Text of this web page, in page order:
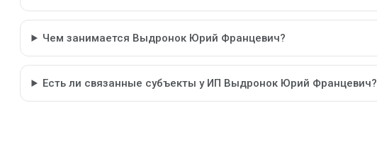
Чем занимается Выдронок Юрий Францевич?
Есть ли связанные субъекты у ИП Выдронок Юрий Францевич?